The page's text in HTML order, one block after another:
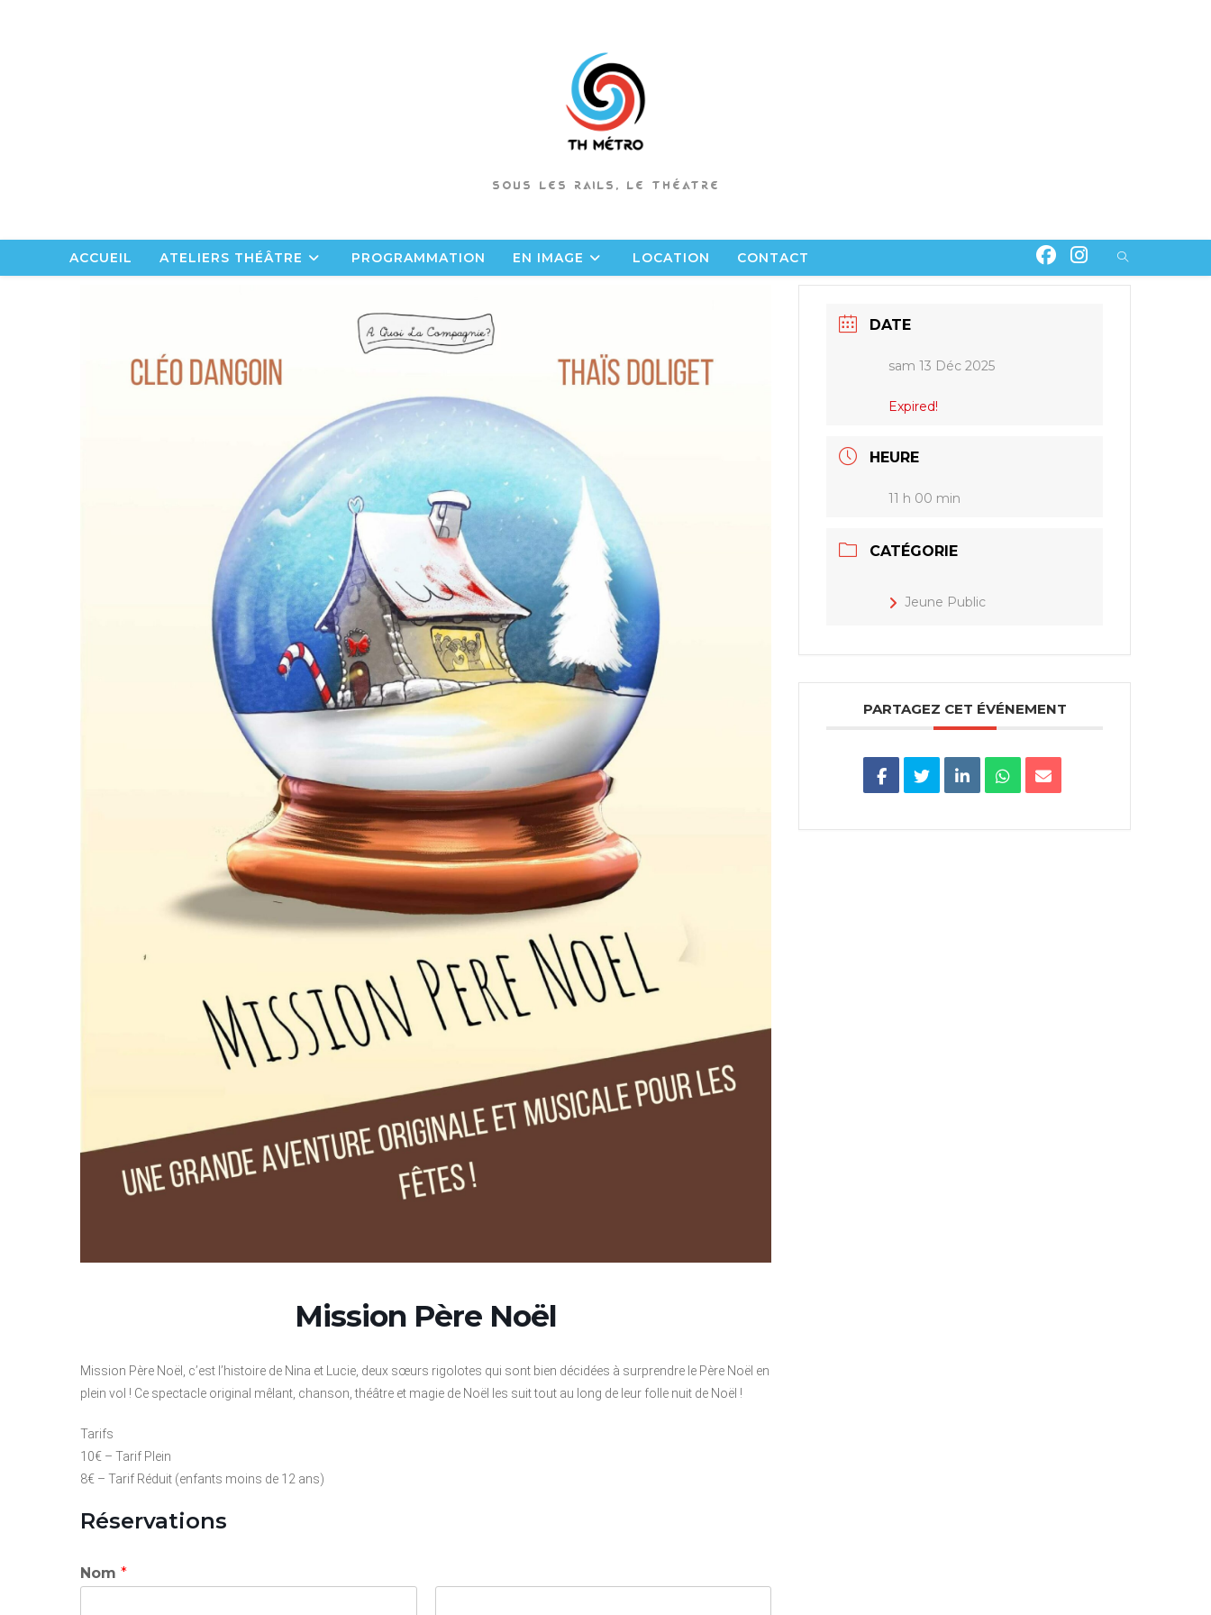
SOUS LES RAILS, LE THÉATRE
ACCUEIL ATELIERS THÉÂTRE PROGRAMMATION EN IMAGE LOCATION CONTACT
Mission Père Noël
Mission Père Noël, c’est l’histoire de Nina et Lucie, deux sœurs rigolotes qui sont bien décidées à surprendre le Père Noël en
plein vol ! Ce spectacle original mêlant, chanson, théâtre et magie de Noël les suit tout au long de leur folle nuit de Noël !
Tarifs
10€ – Tarif Plein
8€ – Tarif Réduit (enfants moins de 12 ans)
Réservations
Nom *
DATE
sam 13 Déc 2025
Expired!
HEURE
11 h 00 min
CATÉGORIE
Jeune Public
PARTAGEZ CET ÉVÉNEMENT